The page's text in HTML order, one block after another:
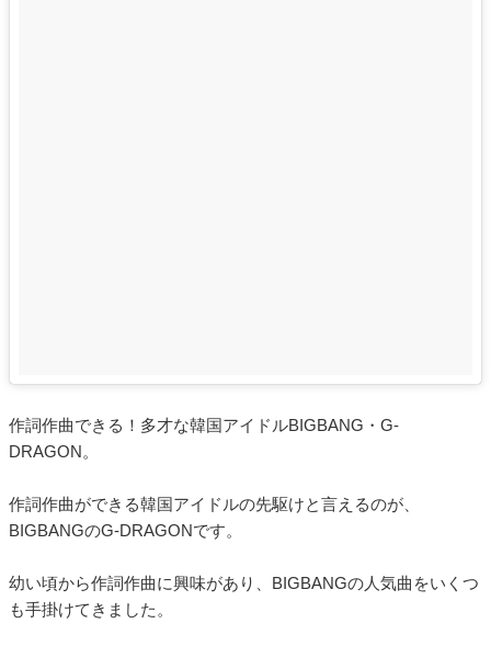
作詞作曲できる！多才な韓国アイドルBIGBANG・G-
DRAGON。
作詞作曲ができる韓国アイドルの先駆けと言えるのが、
BIGBANGのG-DRAGONです。
幼い頃から作詞作曲に興味があり、BIGBANGの人気曲をいくつ
も手掛けてきました。